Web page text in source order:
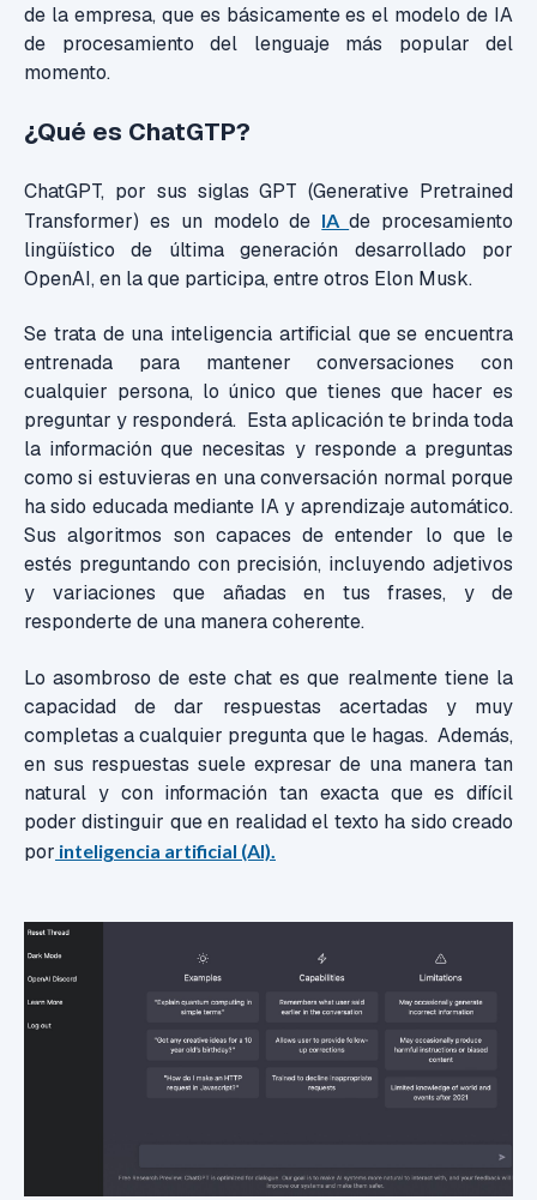
de la empresa, que es básicamente es el modelo de IA
de procesamiento del lenguaje más popular del
momento.
¿Qué es ChatGTP?
ChatGPT, por sus siglas GPT (Generative Pretrained
Transformer) es un modelo de IAde procesamiento
lingüístico de última generación desarrollado por
OpenAI, en la que participa, entre otros Elon Musk.
Se trata de una inteligencia artificial que se encuentra
entrenada para mantener conversaciones con
cualquier persona, lo único que tienes que hacer es
preguntar y responderá. Esta aplicación te brinda toda
la información que necesitas y responde a preguntas
como si estuvieras en una conversación normal porque
ha sido educada mediante IA y aprendizaje automático.
Sus algoritmos son capaces de entender lo que le
estés preguntando con precisión, incluyendo adjetivos
y variaciones que añadas en tus frases, y de
responderte de una manera coherente.
Lo asombroso de este chat es que realmente tiene la
capacidad de dar respuestas acertadas y muy
completas a cualquier pregunta que le hagas. Además,
en sus respuestas suele expresar de una manera tan
natural y con información tan exacta que es difícil
poder distinguir que en realidad el texto ha sido creado
por inteligencia artificial (AI).